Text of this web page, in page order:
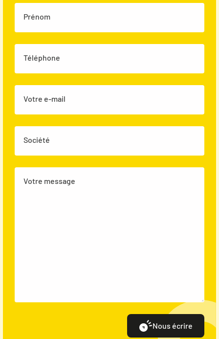
Prénom
Téléphone
Votre e-mail
Société
Votre message
Nous écrire